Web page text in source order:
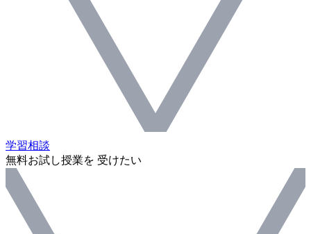
学習相談
無料お試し授業を 受けたい